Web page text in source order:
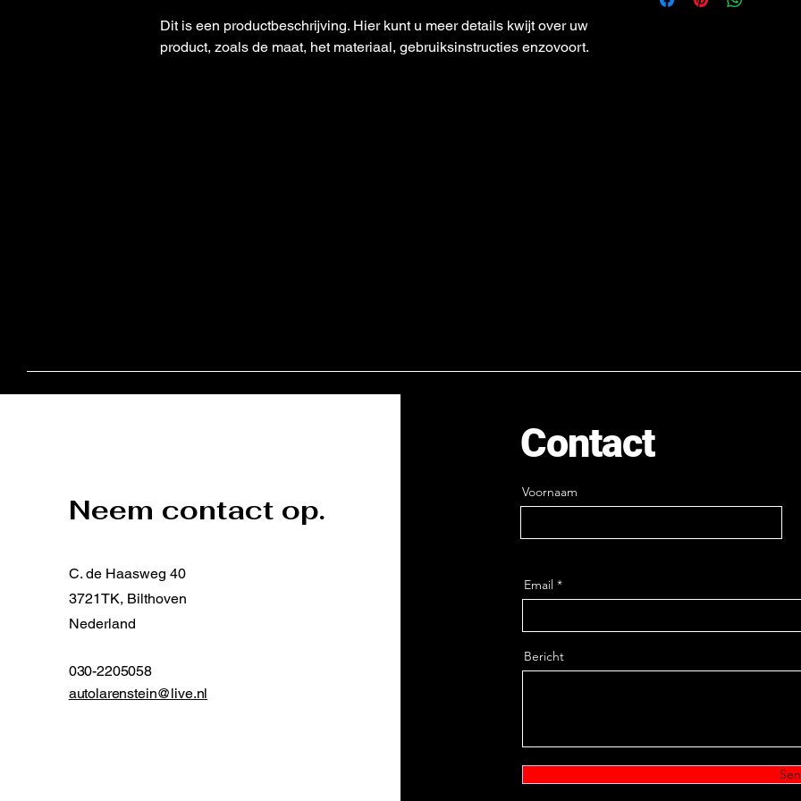
Dit is een productbeschrijving. Hier kunt u meer details kwijt over uw
product, zoals de maat, het materiaal, gebruiksinstructies enzovoort.
en met een gerust hart bij u
Neem contact op.
C. de Haasweg 40
3721TK, Bilthoven
Nederland
030-2205058
autolarenstein@live.nl
Contact
Voornaam
Email
Bericht